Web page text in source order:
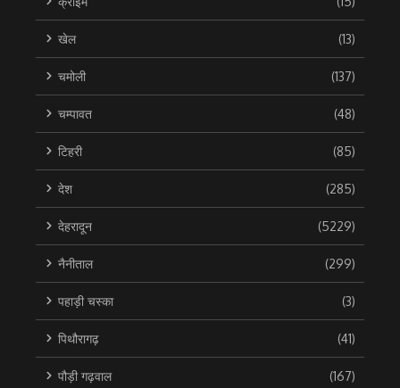
खेल (13)
चमोली (137)
चम्पावत (48)
टिहरी (85)
देश (285)
देहरादून (5229)
नैनीताल (299)
पहाड़ी चस्का (3)
पिथौरागढ़ (41)
पौड़ी गढ़वाल (167)